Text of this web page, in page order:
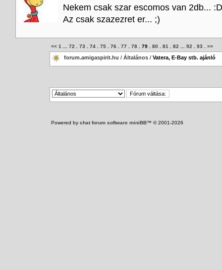
Nekem csak szar escomos van 2db...
Az csak szazezret er... ;)
<< 1 72 73 74 75 76 77 78 79 80 81 82 92 93 >>
forum.amigaspirit.hu / Általános / Vatera, E-Bay stb. ajánló
Powered by chat forum software miniBB™ © 2001-2026